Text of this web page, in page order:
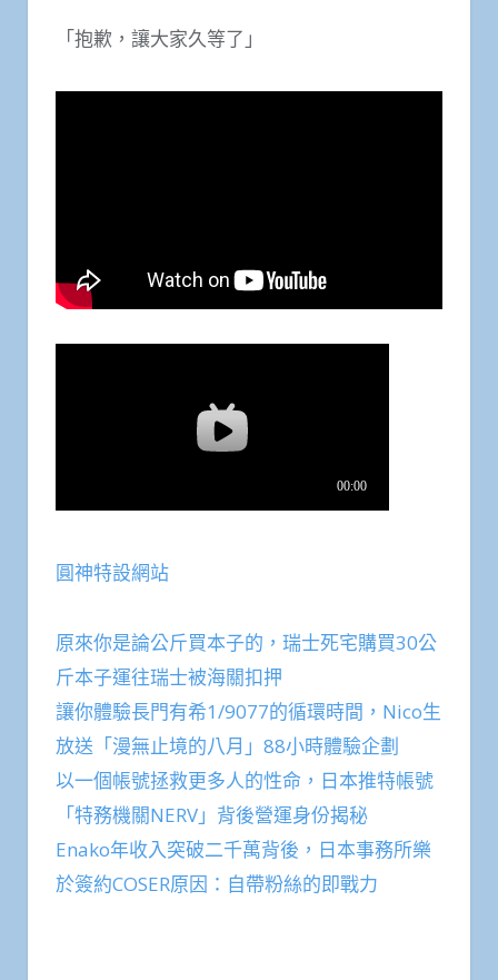
「抱歉，讓大家久等了」
圓神特設網站
原來你是論公斤買本子的，瑞士死宅購買30公
斤本子運往瑞士被海關扣押
讓你體驗長門有希1/9077的循環時間，Nico生
放送「漫無止境的八月」88小時體驗企劃
以一個帳號拯救更多人的性命，日本推特帳號
「特務機關NERV」背後營運身份揭秘
Enako年收入突破二千萬背後，日本事務所樂
於簽約COSER原因：自帶粉絲的即戰力